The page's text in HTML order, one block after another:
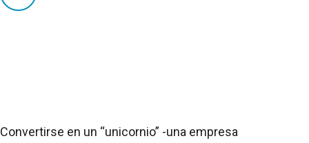
Convertirse en un “unicornio” -una empresa